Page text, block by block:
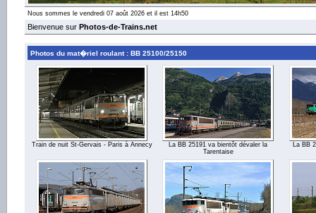
Nous sommes le vendredi 07 août 2026 et il est 14h50
Bienvenue sur Photos-de-Trains.net
Photos du mat�riel roulant : BB 25100/25150
Train de nuit St-Gervais - Paris à Annecy
La BB 25191 va bientôt dévaler la
Tarentaise
La BB